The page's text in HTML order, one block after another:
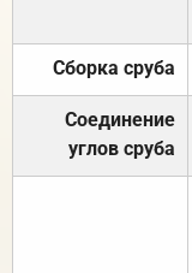
Сборка сруба
Соединение
углов сруба